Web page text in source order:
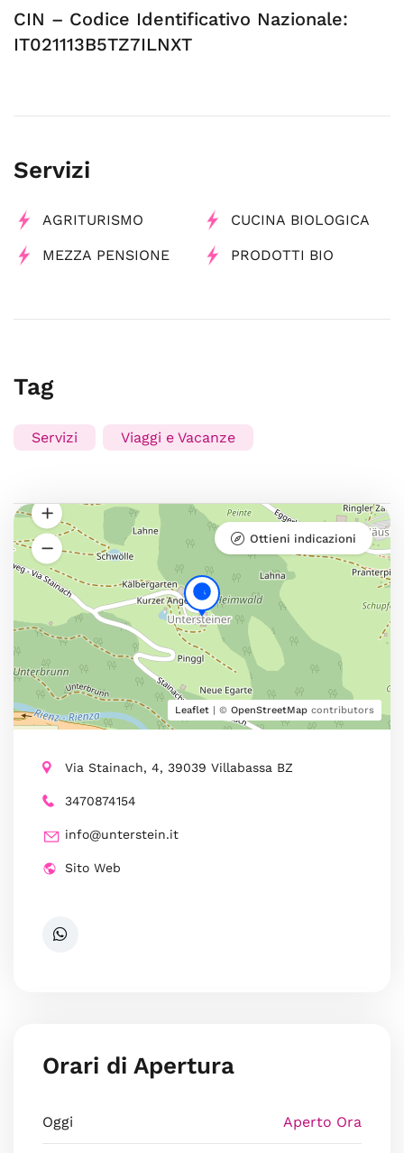
CIN – Codice Identificativo Nazionale:
IT021113B5TZ7ILNXT
Servizi
AGRITURISMO CUCINA BIOLOGICA
MEZZA PENSIONE PRODOTTI BIO
Tag
Servizi Viaggi e Vacanze
Leaflet | © OpenStreetMap contributors
Ottieni indicazioni
Via Stainach, 4, 39039 Villabassa BZ
3470874154
info@unterstein.it
Sito Web
Orari di Apertura
Oggi Aperto Ora